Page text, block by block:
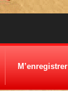
M’enregistrer